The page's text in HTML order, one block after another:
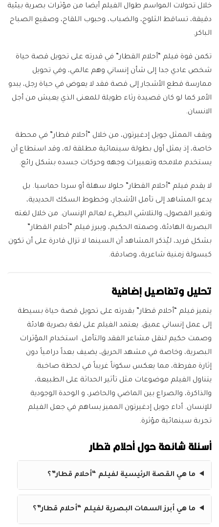
خلال تحولات المواسم طوال الفيلم أيضا من مؤثرات بصرية بيئية
دقيقة، تساقط الثلوج، والضباب، وحبوب اللقاح، وصقيع الصباح
الباكر.
تكمن قوة فيلم “أحلام القطار” في قدرته على تحويل قصة حياة
شخص عادي جدا إلى شأن إنساني وهم عالمي، وفي تحويل
ممارسة قطع الأشجار إلى قصة فقد لا يعوض في حياة رجل، يبدو
الأمر كما لو كان قصيدة رثاء طويلة للمعنى الذي يعيش من أجل
الانسان.
ويقف الممثل جويل إدغيرتون، من خلال “أحلام قطار” في محطة
خاصة، إذ يمثل أول بطولة سينمائية مطلقة له، وقد استطاع أن
يستخدم ملامحه وتعبيرات وجهه وحركات جسده بشكل رائع.
لا يقدم فيلم “أحلام القطار” حلولا سهلة أو سردا حماسيا. بل
يدعو المشاهد إلى تأمل الأشجار، وخطوط السكك الحديدية،
وتغير الفصول، والتلاشي البطيء لعالم الإنسان. من خلال لغته
البصرية الهادئة، وصمته الحكيم، ويبرز فيلم “أحلام القطار”
بشكل فريد، ليُذكر المشاهد أن السينما لا تزال قادرة على أن تكون
كبسولة زمنية شاعرية، وصادقة.
تحليل وتفاصيل إضافية
يتميز فيلم “أحلام قطار” بقدرته على تحويل قصة حياة بسيطة
إلى عمل إنساني عميق. يعتمد الفيلم على لغة بصرية هادئة
وصمت حكيم لنقل مشاعر الفقد والتأمل. استخدام المؤثرات
البصرية، وخاصة في مشهد الحريق، يضيف بعداً درامياً دون
إثارة مفرطة، مما يعكس سكوناً غريباً في لحظة صاخبة.
يتناول الفيلم موضوعات مثل تأثير الحداثة على الطبيعة،
والذاكرة، والصراع بين الماضي والحاضر، و الوحدة الوجودية
للإنسان. أداء جويل إدغيرتون المميز يساهم في جعل الفيلم
تجربة سينمائية مؤثرة.
أسئلة شائعة حول أحلام قطار
ما هي القصة الرئيسية لفيلم “أحلام قطار”؟
ما هي أبرز السمات البصرية لفيلم “أحلام قطار”؟